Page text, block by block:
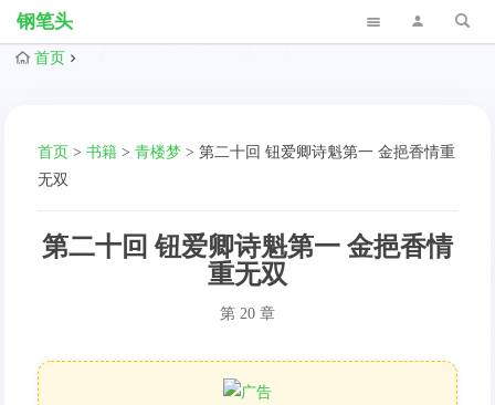
钢笔头
首页
首页 >书籍 >青楼梦 >第二十回 钮爱卿诗魁第一 金挹香情重
无双
第二十回 钮爱卿诗魁第一 金挹香情
重无双
第 20 章